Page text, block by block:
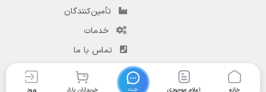
تأمین‌کنندگان
خدمات
تماس با ما
خانه اعلام موجودی چت خریداران بازار ورود